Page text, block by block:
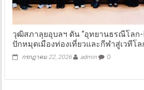
วุฒิสภาลุยอุบลฯ ดัน “อุทยานธรณีโลก-
ปักหมุดเมืองท่องเที่ยวและกีฬาสู่เวทีโล
กรกฎาคม 22, 2026 admin 0